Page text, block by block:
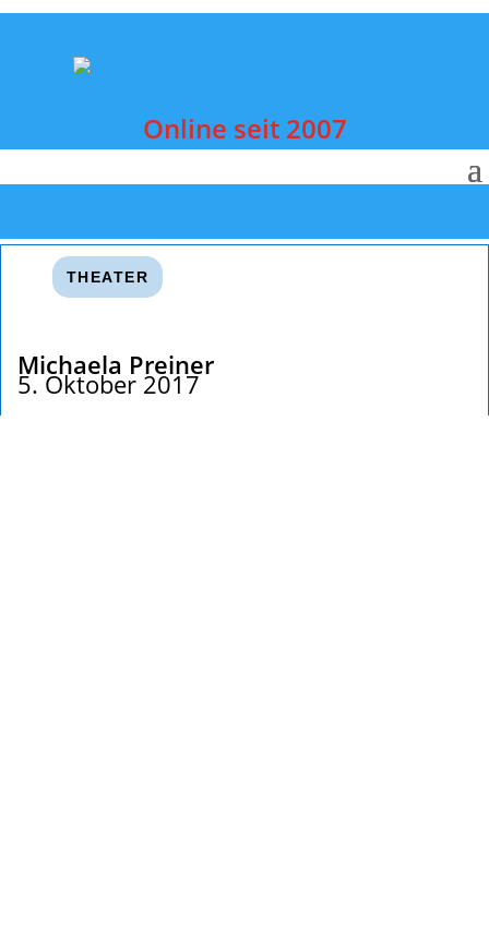
Online seit 2007
THEATER
Michaela Preiner
5. Oktober 2017